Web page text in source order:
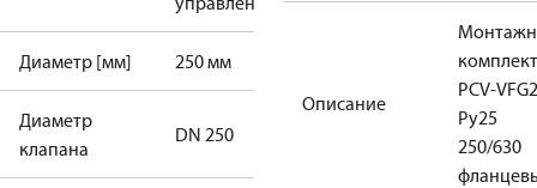
Диаметр [мм] 250 мм
Диаметр
клапана
DN 250
Описание
комплект
PCV-
Ру25
250/630